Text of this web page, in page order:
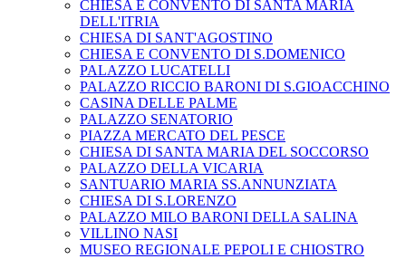
CHIESA E CONVENTO DI SANTA MARIA
DELL'ITRIA
CHIESA DI SANT'AGOSTINO
CHIESA E CONVENTO DI S.DOMENICO
PALAZZO LUCATELLI
PALAZZO RICCIO BARONI DI S.GIOACCHINO
CASINA DELLE PALME
PALAZZO SENATORIO
PIAZZA MERCATO DEL PESCE
CHIESA DI SANTA MARIA DEL SOCCORSO
PALAZZO DELLA VICARIA
SANTUARIO MARIA SS.ANNUNZIATA
CHIESA DI S.LORENZO
PALAZZO MILO BARONI DELLA SALINA
VILLINO NASI
MUSEO REGIONALE PEPOLI E CHIOSTRO